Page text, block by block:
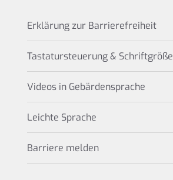
Erklärung zur Barrierefreiheit
Tastatursteuerung & Schriftgröße
Videos in Gebärdensprache
Leichte Sprache
Barriere melden